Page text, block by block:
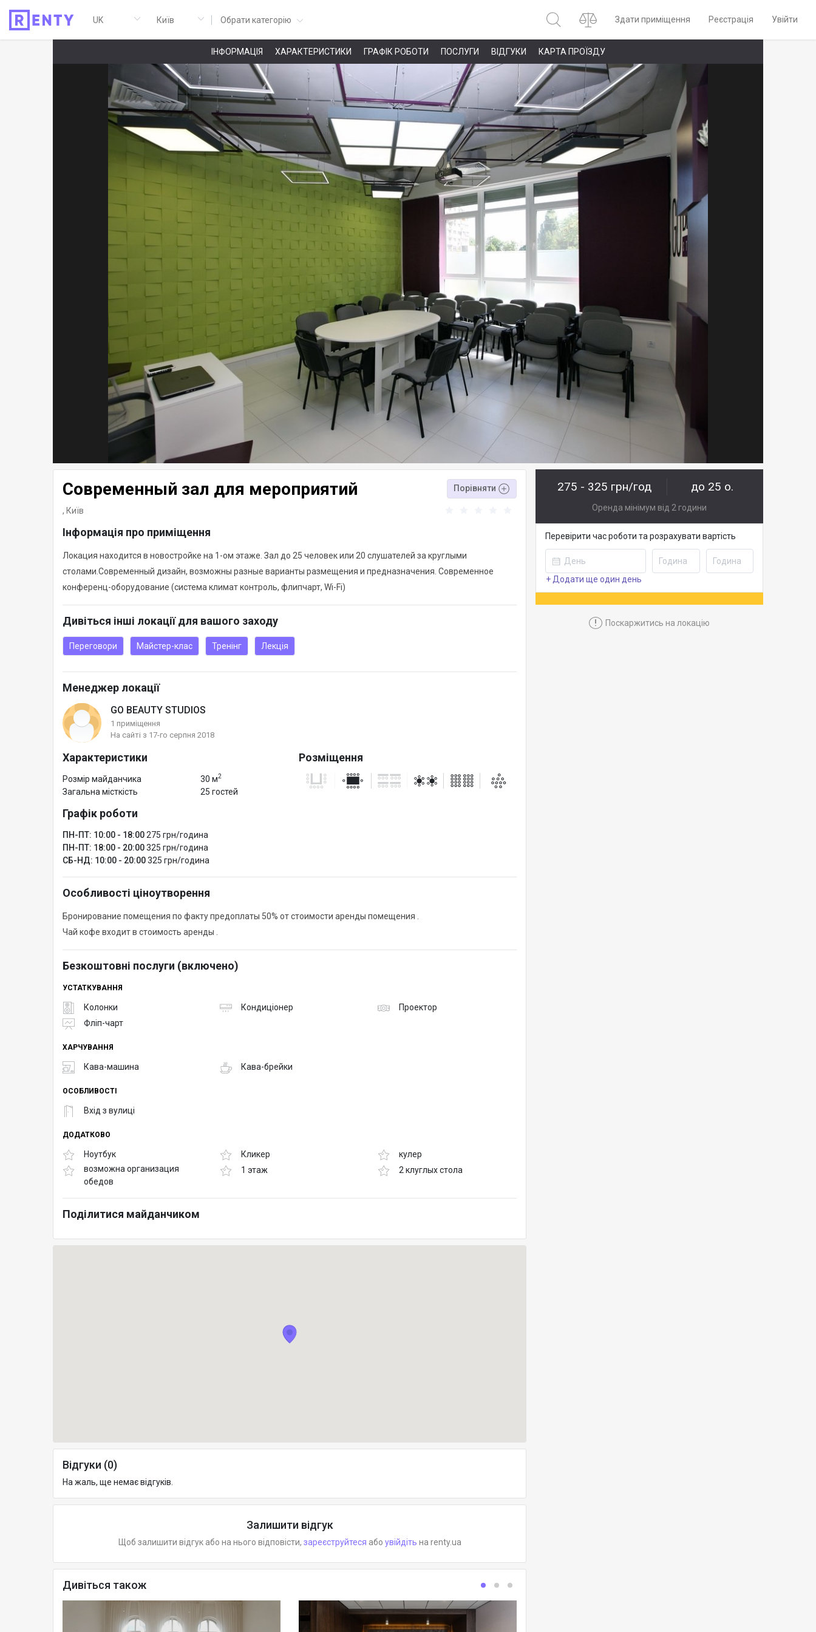
Обрати категорію Здати приміщення Реєстрація Увійти
ІНФОРМАЦІЯ ХАРАКТЕРИСТИКИ ГРАФІК РОБОТИ ПОСЛУГИ ВІДГУКИ КАРТА ПРОЇЗДУ
Современный зал для мероприятий Порівняти
, Київ
Інформація про приміщення
Локация находится в новостройке на 1-ом этаже. Зал до 25 человек или 20 слушателей за круглыми
столами.Современный дизайн, возможны разные варианты размещения и предназначения. Современное
конференц-оборудование (система климат контроль, флипчарт, Wi-Fi)
Дивіться інші локації для вашого заходу
Переговори Майстер-клас Тренінг Лекція
Менеджер локації
GO BEAUTY STUDIOS
1 приміщення
На сайті з 17-го серпня 2018
Характеристики
Розмір майданчика 30 м2
Загальна місткість 25 гостей
Розміщення
Графік роботи
ПН-ПТ: 10:00 - 18:00275 грн/година
ПН-ПТ: 18:00 - 20:00325 грн/година
СБ-НД: 10:00 - 20:00325 грн/година
Особливості ціноутворення
Бронирование помещения по факту предоплаты 50% от стоимости аренды помещения .
Чай кофе входит в стоимость аренды .
Безкоштовні послуги (включено)
УСТАТКУВАННЯ
Колонки Кондиціонер
Проектор
Фліп-чарт
ХАРЧУВАННЯ
Кава-машина Кава-брейки
ОСОБЛИВОСТІ
Вхід з вулиці
ДОДАТКОВО
Ноутбук Кликер
кулер
возможна организация
обедов
1 этаж 2 клуглых стола
Поділитися майданчиком
Відгуки (0)
На жаль, ще немає відгуків.
Залишити відгук
Щоб залишити відгук або на нього відповісти, зареєструйтеся або увійдіть на renty.ua
Дивіться також
275 - 325 грн/год до 25 о.
Оренда мінімум від 2 години
Перевірити час роботи та розрахувати вартість
+ Додати ще один день
! Поскаржитись на локацію